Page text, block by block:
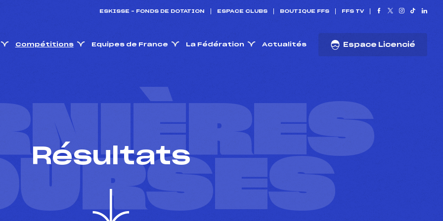
ESKISSE – FONDS DE DOTATION ESPACE CLUBS BOUTIQUE FFS FFS TV
Compétitions Equipes de France La Fédération Actualités Espace Licencié
Résultats